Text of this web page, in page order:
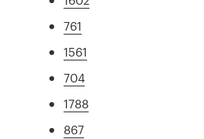
761
1561
704
1788
867